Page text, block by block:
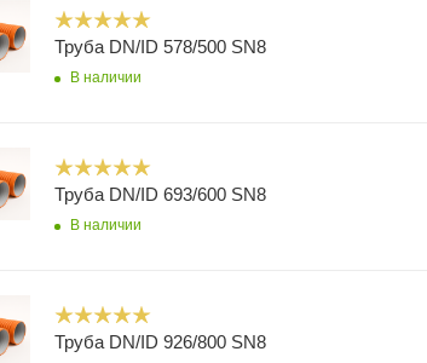
Труба DN/ID 578/500 SN8
В наличии
Труба DN/ID 693/600 SN8
В наличии
Труба DN/ID 926/800 SN8